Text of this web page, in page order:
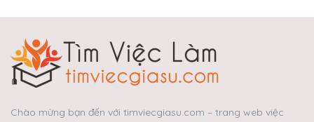
Chào mừng bạn đến với timviecgiasu.com – trang web việc